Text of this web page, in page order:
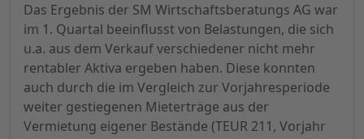
Das Ergebnis der SM Wirtschaftsberatungs AG war
im 1. Quartal beeinflusst von Belastungen, die sich
u.a. aus dem Verkauf verschiedener nicht mehr
rentabler Aktiva ergeben haben. Diese konnten
auch durch die im Vergleich zur Vorjahresperiode
weiter gestiegenen Mieterträge aus der
Vermietung eigener Bestände (TEUR 211, Vorjahr